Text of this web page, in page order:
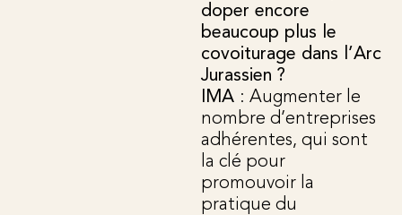
doper encore
beaucoup plus le
covoiturage dans l’Arc
Jurassien ?
IMA : Augmenter le
nombre d’entreprises
adhérentes, qui sont
la clé pour
promouvoir la
pratique du